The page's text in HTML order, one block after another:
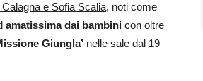
Calagna e Sofia Scalia, noti come
amatissima dai bambini con oltre
Giungla’ nelle sale dal 19